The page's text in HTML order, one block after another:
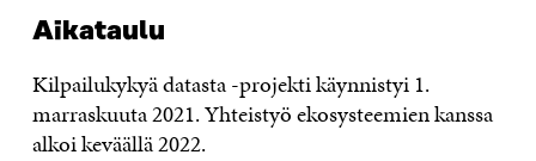
Aikataulu
Kilpailukykyä datasta -projekti käynnistyi 1.
marraskuuta 2021. Yhteistyö ekosysteemien kanssa
alkoi keväällä 2022.